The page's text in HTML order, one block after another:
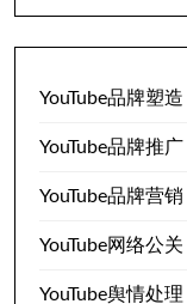
YouTube品牌塑造
YouTube品牌推广
YouTube品牌营销
YouTube网络公关
YouTube舆情处理